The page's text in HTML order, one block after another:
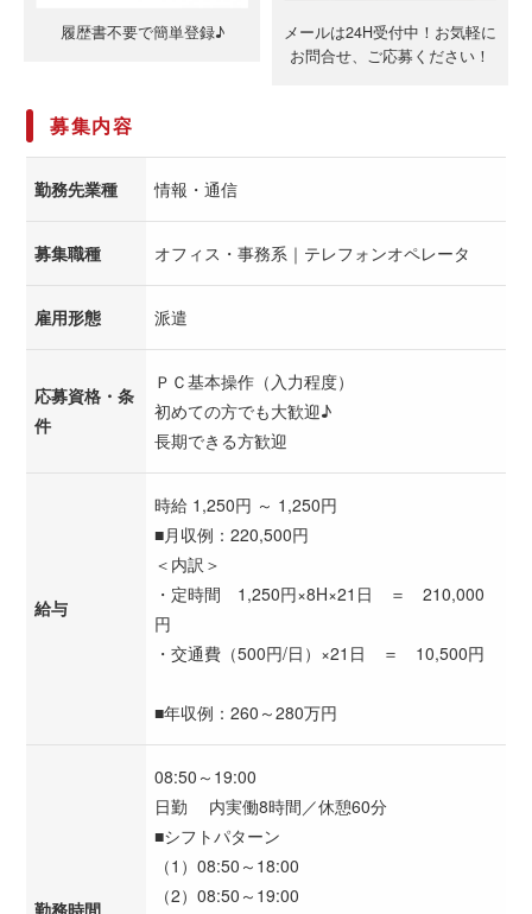
履歴書不要で簡単登録♪
メールは24H受付中！お気軽に
お問合せ、ご応募ください！
募集内容
勤務先業種 情報・通信
募集職種 オフィス・事務系｜テレフォンオペレータ
雇用形態 派遣
応募資格・条
件
ＰＣ基本操作（入力程度）
初めての方でも大歓迎♪
長期できる方歓迎
給与
時給 1,250円 ～ 1,250円
■月収例：220,500円
＜内訳＞
・定時間 1,250円×8H×21日 ＝ 210,000
円
・交通費（500円/日）×21日 ＝ 10,500円
■年収例：260～280万円
勤務時間
08:50～19:00
日勤 内実働8時間／休憩60分
■シフトパターン
（1）08:50～18:00
（2）08:50～19:00